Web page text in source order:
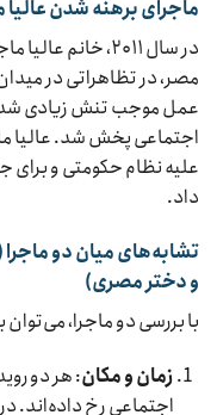
ماجرای برهنه شدن
عمل موجب تنش زیادی شد
اجتماعی پخش شد. عالیا
علیه نظام حکومتی و
داد.
تشابه‌های میان دو
و دختر مصری)
با بررسی دو ماجرا،
زمان و مکان: هر دو
اجتماعی رخ داده‌اند. در